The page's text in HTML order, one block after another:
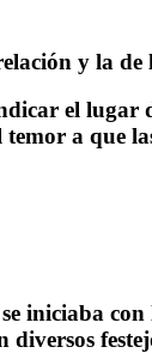
y la de
el
a que
iniciaba